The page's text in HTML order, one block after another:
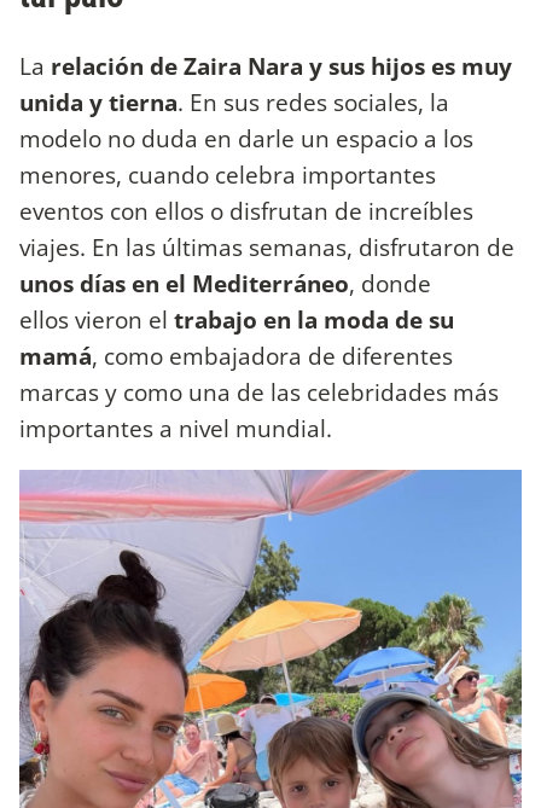
La relación de Zaira Nara y sus hijos es muy
unida y tierna. En sus redes sociales, la
modelo no duda en darle un espacio a los
menores, cuando celebra importantes
eventos con ellos o disfrutan de increíbles
viajes. En las últimas semanas, disfrutaron de
unos días en el Mediterráneo, donde
ellos vieron el trabajo en la moda de su
mamá, como embajadora de diferentes
marcas y como una de las celebridades más
importantes a nivel mundial.